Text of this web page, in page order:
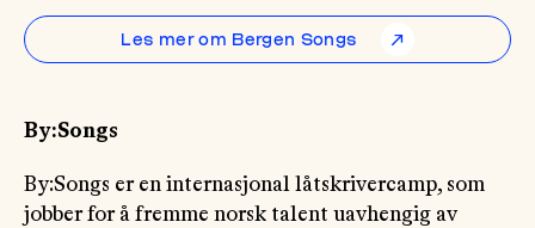
Les mer om Bergen Songs ↗
By:Songs
By:Songs er en internasjonal låtskrivercamp, som
jobber for å fremme norsk talent uavhengig av